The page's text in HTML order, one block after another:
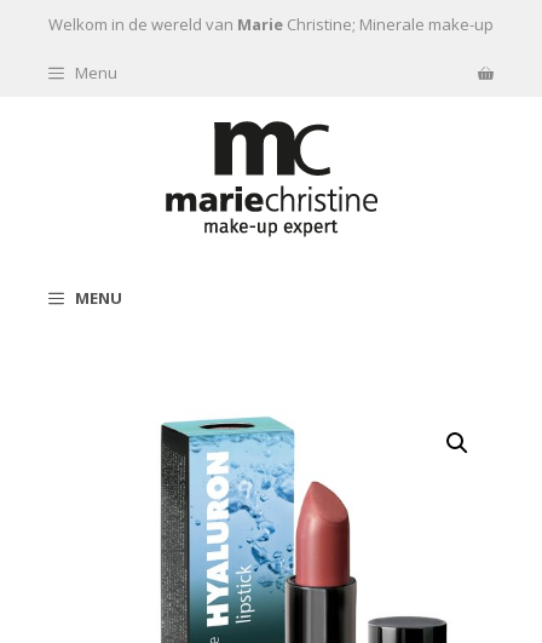
Ga naar de inhoud
Welkom in de wereld van Marie Christine; Minerale make-up
Menu
MENU